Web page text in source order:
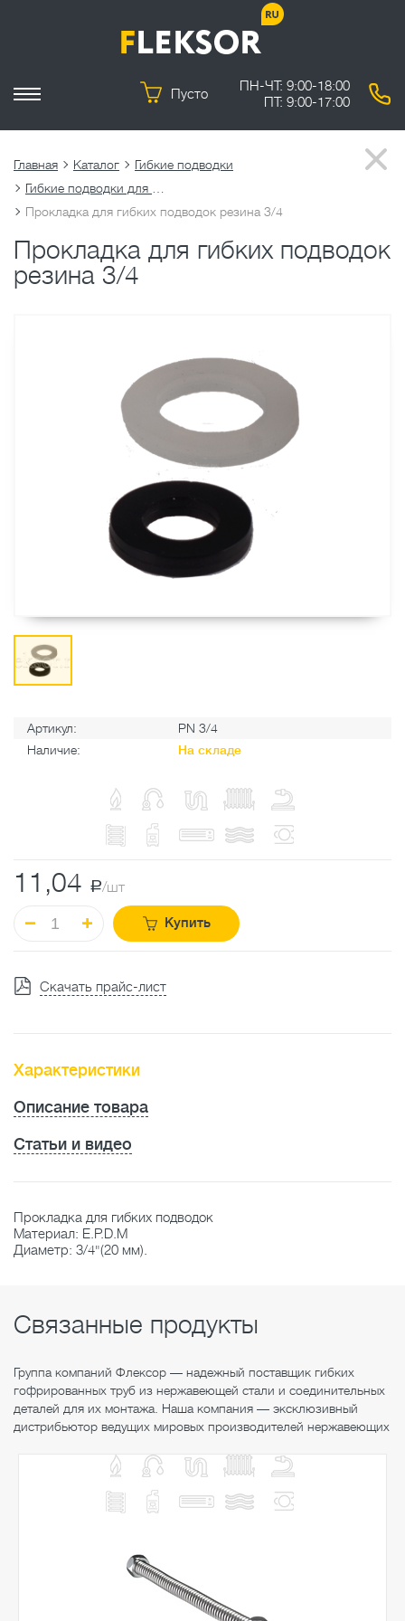
Пусто
ПН-ЧТ: 9:00-18:00
ПТ: 9:00-17:00
Главная Каталог
Гибкие подводки
Прокладка для гибких подводок резина 3/4
Прокладка для гибких подводок
резина 3/4
Артикул:
PN 3/4
Наличие:
На складе
11,04 a/шт
Купить
Скачать прайс-лист
Характеристики
Описание товара
Статьи и видео
Прокладка для гибких подводок
Материал: E.P.D.M
Диаметр: 3/4"(20 мм).
Связанные продукты
Группа компаний Флексор — надежный поставщик гибких
гофрированных труб из нержавеющей стали и соединительных
деталей для их монтажа. Наша компания — эксклюзивный
дистрибьютор ведущих мировых производителей нержавеющих